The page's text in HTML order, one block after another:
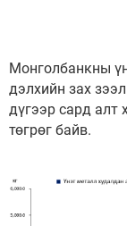
Монголбанкны
дэлхийн зах
дүгээр сард алт
төгрөг байв.